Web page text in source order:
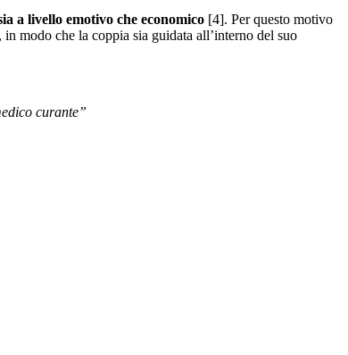
a livello emotivo che economico [4]. Per questo motivo
modo che la coppia sia guidata all’interno del suo
curante”